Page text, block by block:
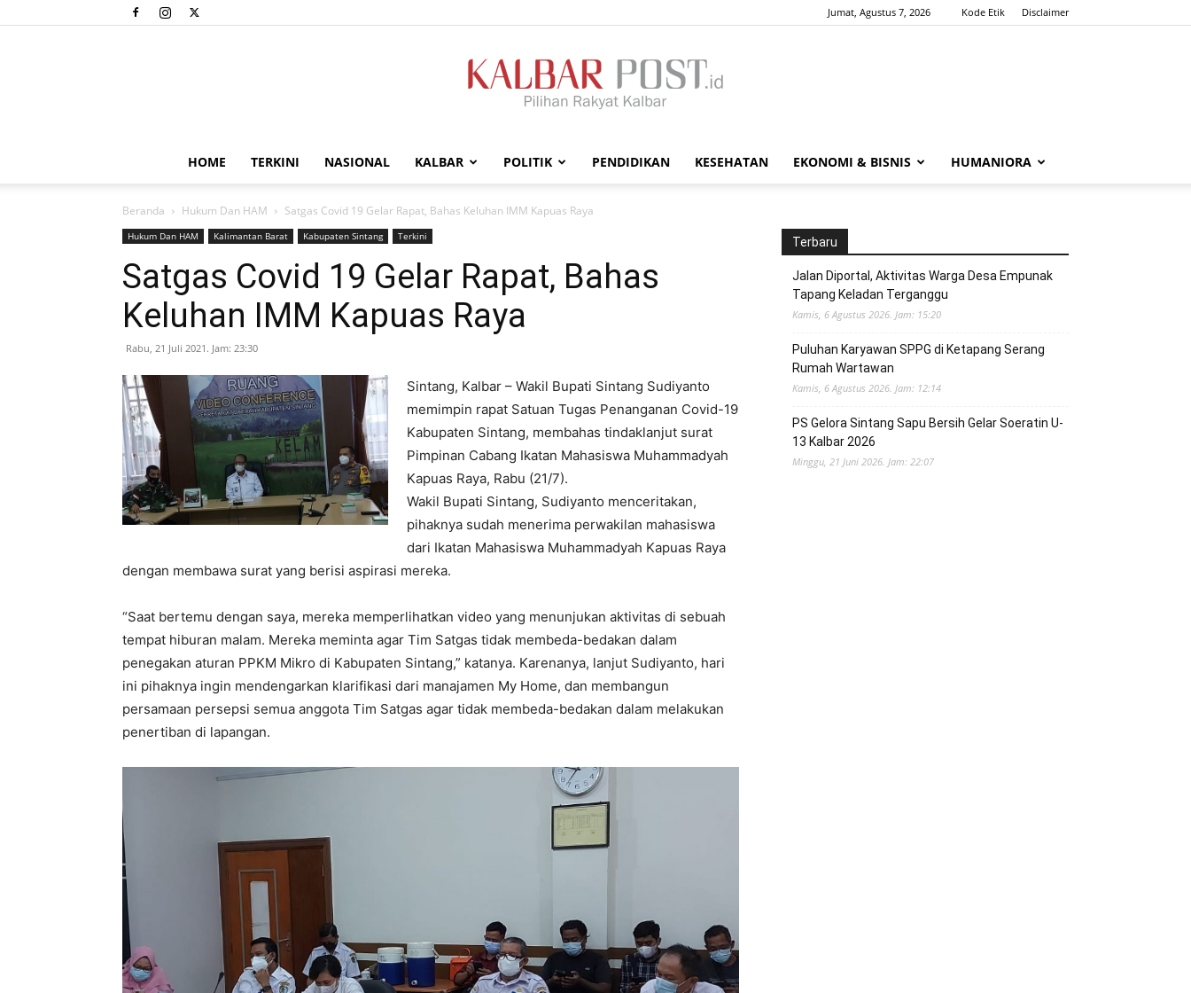
Jumat, Agustus 7, 2026 Kode Etik Disclaimer
HOME TERKINI NASIONAL KALBAR POLITIK PENDIDIKAN KESEHATAN EKONOMI & BISNIS HUMANIORA
Beranda Hukum Dan HAM Satgas Covid 19 Gelar Rapat, Bahas Keluhan IMM Kapuas Raya
Hukum Dan HAM Kalimantan Barat Kabupaten Sintang Terkini
Satgas Covid 19 Gelar Rapat, Bahas
Keluhan IMM Kapuas Raya
Rabu, 21 Juli 2021. Jam: 23:30
Sintang, Kalbar – Wakil Bupati Sintang Sudiyanto
memimpin rapat Satuan Tugas Penanganan Covid-19
Kabupaten Sintang, membahas tindaklanjut surat
Pimpinan Cabang Ikatan Mahasiswa Muhammadyah
Kapuas Raya, Rabu (21/7).
Wakil Bupati Sintang, Sudiyanto menceritakan,
pihaknya sudah menerima perwakilan mahasiswa
dari Ikatan Mahasiswa Muhammadyah Kapuas Raya
dengan membawa surat yang berisi aspirasi mereka.
“Saat bertemu dengan saya, mereka memperlihatkan video yang menunjukan aktivitas di sebuah
tempat hiburan malam. Mereka meminta agar Tim Satgas tidak membeda-bedakan dalam
penegakan aturan PPKM Mikro di Kabupaten Sintang,” katanya. Karenanya, lanjut Sudiyanto, hari
ini pihaknya ingin mendengarkan klarifikasi dari manajamen My Home, dan membangun
persamaan persepsi semua anggota Tim Satgas agar tidak membeda-bedakan dalam melakukan
penertiban di lapangan.
Terbaru
Jalan Diportal, Aktivitas Warga Desa Empunak
Tapang Keladan Terganggu
Kamis, 6 Agustus 2026. Jam: 15:20
Puluhan Karyawan SPPG di Ketapang Serang
Rumah Wartawan
Kamis, 6 Agustus 2026. Jam: 12:14
PS Gelora Sintang Sapu Bersih Gelar Soeratin U-
13 Kalbar 2026
Minggu, 21 Juni 2026. Jam: 22:07